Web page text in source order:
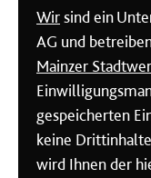
Wirsind ein
AG und
Mainzer
gespeicherten
keine
wird Ihnen der